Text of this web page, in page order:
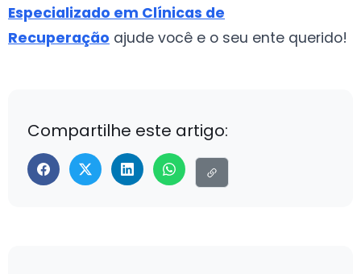
Especializado em Clínicas de
Recuperação ajude você e o seu ente querido!
Compartilhe este artigo: